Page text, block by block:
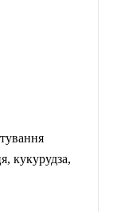
кукурудза,